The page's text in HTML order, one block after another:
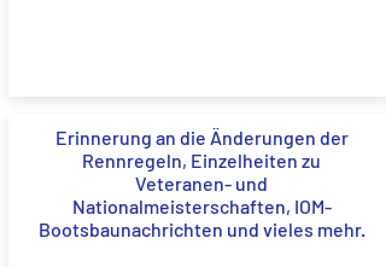
Erinnerung an die Änderungen der
Rennregeln, Einzelheiten zu
Veteranen- und
Nationalmeisterschaften, IOM-
Bootsbaunachrichten und vieles mehr.